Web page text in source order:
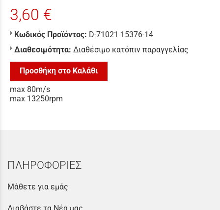
3,60 €
Κωδικός Προϊόντος: D-71021 15376-14
Διαθεσιμότητα: Διαθέσιμο κατόπιν παραγγελίας
Προσθήκη στο Καλάθι
max 80m/s
max 13250rpm
ΠΛΗΡΟΦΟΡΙΕΣ
Μάθετε για εμάς